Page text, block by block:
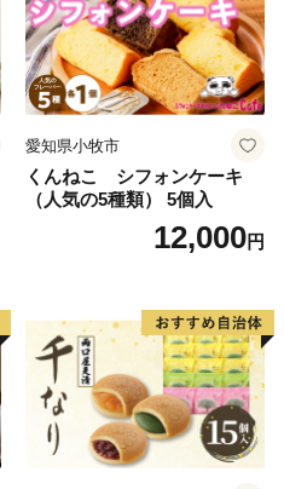
愛知県小牧市
くんねこ シフォンケーキ
（人気の5種類） 5個入
12,000円